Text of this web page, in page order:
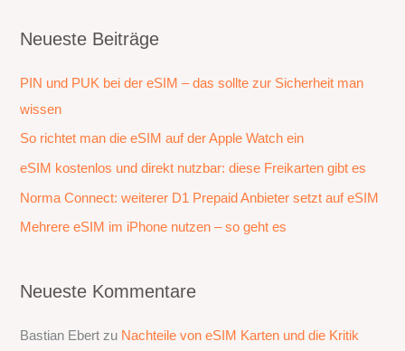
h
n
n
a
c
Neueste Beiträge
PIN und PUK bei der eSIM – das sollte zur Sicherheit man
wissen
So richtet man die eSIM auf der Apple Watch ein
eSIM kostenlos und direkt nutzbar: diese Freikarten gibt es
Norma Connect: weiterer D1 Prepaid Anbieter setzt auf eSIM
Mehrere eSIM im iPhone nutzen – so geht es
Neueste Kommentare
Bastian Ebert zu Nachteile von eSIM Karten und die Kritik